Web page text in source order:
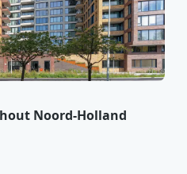
Noord-Holland